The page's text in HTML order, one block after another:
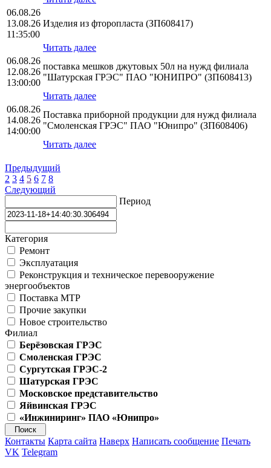
06.08.26
13.08.26
11:35:00
Изделия из фторопласта (ЗП608417)
Читать далее
06.08.26
12.08.26
13:00:00
поставка мешков джутовых 50л на нужд филиала
"Шатурская ГРЭС" ПАО "ЮНИПРО" (ЗП608413)
Читать далее
06.08.26
14.08.26
14:00:00
Поставка приборной продукции для нужд филиала
"Смоленская ГРЭС" ПАО "Юнипро" (ЗП608406)
Читать далее
Предыдущий
2 3 4 5 6 7 8
Следующий
Период
Категория
Ремонт
Эксплуатация
Реконструкция и техническое перевооружение
энергообъектов
Поставка МТР
Прочие закупки
Новое строительство
Филиал
Берёзовская ГРЭС
Смоленская ГРЭС
Сургутская ГРЭС-2
Шатурская ГРЭС
Московское представительство
Яйвинская ГРЭС
«Инжиниринг» ПАО «Юнипро»
Контакты Карта сайта Наверх Написать сообщение Печать
VK Telegram